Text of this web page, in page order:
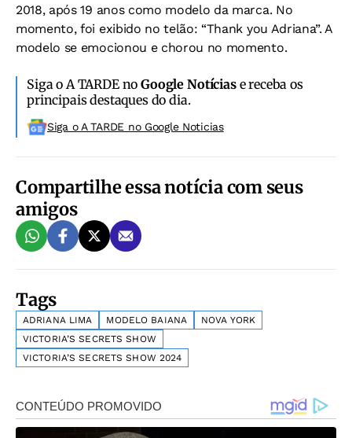
2018, após 19 anos como modelo da marca. No
momento, foi exibido no telão: “Thank you Adriana”. A
modelo se emocionou e chorou no momento.
Siga o A TARDE noGoogle Notíciase receba os
principais destaques do dia.
Siga o A TARDE no Google Noticias
Compartilhe essa notícia com seus
amigos
Tags
ADRIANA LIMA MODELO BAIANA
NOVA YORK
VICTORIA’S SECRETS SHOW
VICTORIA’S SECRETS SHOW 2024